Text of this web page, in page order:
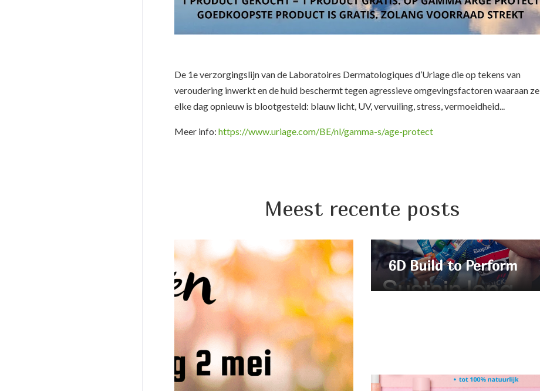
De 1e verzorgingslijn van de Laboratoires Dermatologiques d’Uriage die op tekens van
veroudering inwerkt en de huid beschermt tegen agressieve omgevingsfactoren waaraan ze
elke dag opnieuw is blootgesteld: blauw licht, UV, vervuiling, stress, vermoeidheid...
Meer info: https://www.uriage.com/BE/nl/gamma-s/age-protect
Meest recente posts
6D Build to Perform